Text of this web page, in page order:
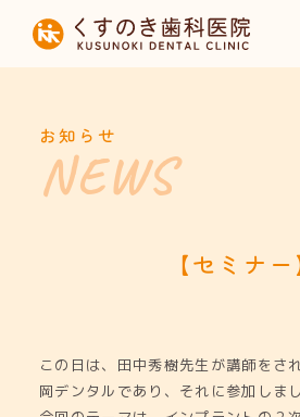
HOME
診療内容
お知らせ
お知らせ
【セミナー
この日は、田中秀樹先生が講師をさ
岡デンタルであり、それに参加しまし